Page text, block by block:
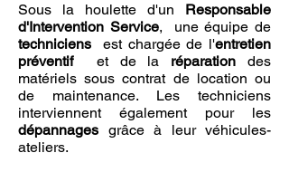
Sous la houlette d'un Responsable
d'Intervention Service, une équipe de
techniciens est chargée de l'entretien
préventif
et de la réparation des
matériels sous contrat de location ou
de maintenance. Les techniciens
interviennent également pour les
dépannages grâce à leur véhicules-
ateliers.